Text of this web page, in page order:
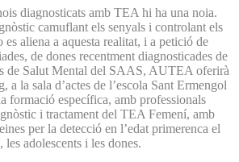
diagnosticats amb TEA hi ha una noia.
camuflant els senyals i controlant els
aliena a aquesta realitat, i a petició de
de dones recentment diagnosticades de
de Salut Mental del SAAS, AUTEA oferirà
a la sala d’actes de l’escola Sant Ermengol
formació específica, amb professionals
i tractament del TEA Femení, amb
per la detecció en l’edat primerenca el
les adolescents i les dones.